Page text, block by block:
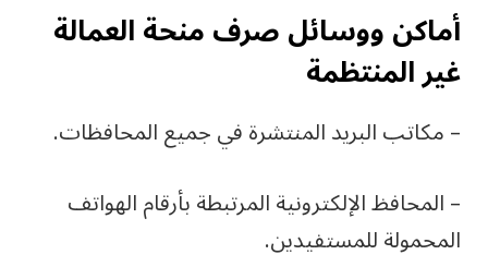
أماكن ووسائل صرف منحة العمالة
غير المنتظمة
– مكاتب البريد المنتشرة في جميع المحافظات.
– المحافظ الإلكترونية المرتبطة بأرقام الهواتف
المحمولة للمستفيدين.